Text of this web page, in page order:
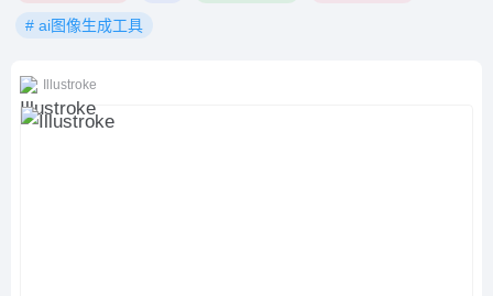
# ai图像生成工具
Illustroke